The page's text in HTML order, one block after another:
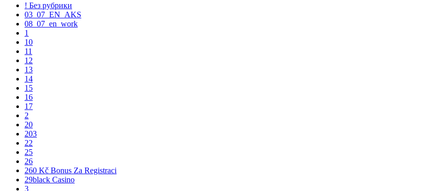
! Без рубрики
03_07_EN_AKS
08_07_en_work
1
10
11
12
13
14
15
16
17
2
20
203
22
25
26
260 Kč Bonus Za Registraci
29black Casino
3